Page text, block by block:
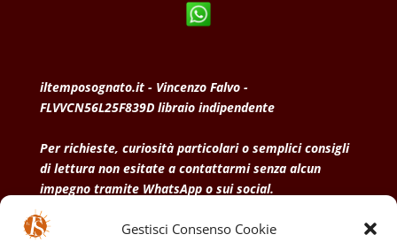
Gestisci Consenso Cookie
iltemposognato.it - Vincenzo Falvo -
FLVVCN56L25F839D libraio indipendente
Per richieste, curiosità particolari o semplici consigli
di lettura non esitate a contattarmi senza alcun
impegno tramite WhatsApp o sui social.